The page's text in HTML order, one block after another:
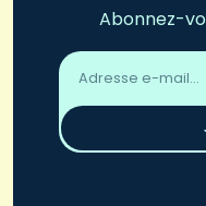
Abonnez-
Adresse
email